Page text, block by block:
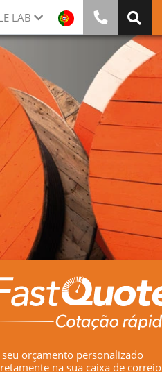
LAB
seu orçamento personalizado
na sua caixa de correio